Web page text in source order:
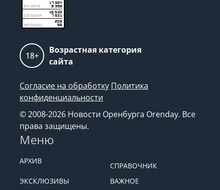
18+
Возрастная категория
сайта
Согласие на обработку Политика
конфиденциальности
© 2008-2026 Новости Оренбурга Orenday. Все
права защищены.
Меню
АРХИВ
СПРАВОЧНИК
ЭКСКЛЮЗИВЫ
ВАЖНОЕ